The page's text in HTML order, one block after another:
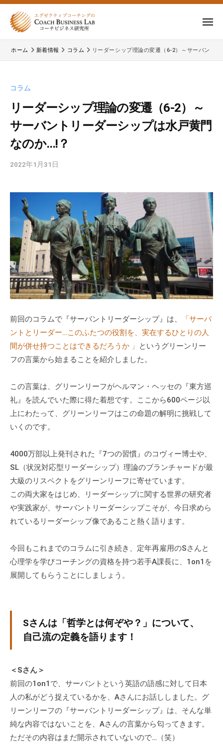
コ
ツ
株
式
社
ー
チ
ビ
ジ
ネ
研
株
式
ー
チ
ビ
ジ
ネ
研
所
公
ホ
ー
ム
ペ
ー
で
す
。
社
は
主
に
、
グ
ゼ
ク
テ
ィ
チ
の
育
コ
ー
チ
ン
メ
ュ
ー
ホーム 新着情報 コラム リーダーシップ理論の変遷（6-2）～サーバント
コラム
リーダーシップ理論の変遷（6-2）～
サーバントリーダーシップは水戸黄門
なのか…!？
2022年1月31日
b
l
a
d
m
i
前回のコラムで『サーバントリーダーシップ』は、
「サーバ
ントとリーダー…このふたつの役割を、実在するひとりの人
間が併せ持つことはできるだろうか 」
というグリーンリー
フの言葉から始まることを紹介しました。
この言葉は、グリーンリーフがヘルマン・ヘッセの『東方巡
礼』を読んでいた際に得た着想です。ここから600ページ以
上にわたって、グリーンリーフはこの命題の解明に挑戦して
いくのです。
4000万部以上発刊された『7つの習慣』のコヴィー博士や、
SL（状況対応型リーダーシップ）理論のブランチャードが最
大級のリスペクトをグリーンリーフに寄せています。
この両大家をはじめ、リーダーシップに関する世界の研究者
や実践家が、サーバントリーダーシップこそが、今日求めら
れているリーダーシップ像であること熱く語ります。
今回もこれまでのコラムに引き続き、定年再雇用のSさんと
心理学を学びコーチングの資格を持つ若手A課長に、1on1を
展開してもらうことにしましょう。
Sさんは「哲学とは何ぞや？」について、
自己流の定義を語ります！
＜Sさん＞
前回の1on1で、サーバントという英語の語感に対して日本
人の私がどう捉えているかを、Aさんにお話ししました。グ
リーンリーフの『サーバントリーダーシップ』は、そんな単
純な内容ではないことを、Aさんの言葉から匂ってきます。
ただその内容はまだ開示されていないので…（笑）
式
会
社
コ
ー
ジ
ネ
ス
研
究
所
ー